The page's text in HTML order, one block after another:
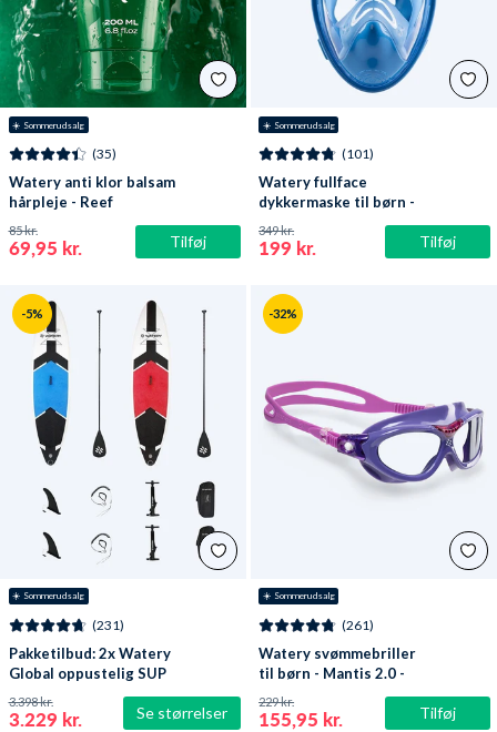
☀️ Sommerudsalg
Tilføj
(35)
Watery anti klor balsam
hårpleje - Reef
69,95 kr.
85 kr.
☀️ Sommerudsalg
Tilføj
(101)
Watery fullface
dykkermaske til børn -
Oxygen - Atlantic Blue
199 kr.
349 kr.
-5%
☀️ Sommerudsalg
Se størrelser
(231)
Pakketilbud: 2x Watery
Global oppustelig SUP
PaddleBoard 10'6
3.229 kr.
3.398 kr.
-32%
☀️ Sommerudsalg
Tilføj
(261)
Watery svømmebriller
til børn - Mantis 2.0 -
Lilla/klar
155,95 kr.
229 kr.